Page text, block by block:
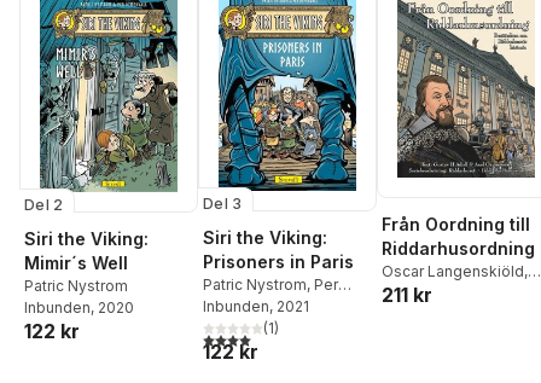
Del 2
Siri the Viking:
Mimir´s Well
Patric Nystrom
Inbunden, 2020
122 kr
Del 3
Siri the Viking:
Prisoners in Paris
Patric Nystrom, Per
Demervall ,Joseph A
Davis
Inbunden, 2021
4,0utav 5 stjärnor. Totalt antal röster:
(1)
122 kr
Från Oordning till
Riddarhusordning
Oscar Langenskiöld,
Louise Ribbing
211 kr